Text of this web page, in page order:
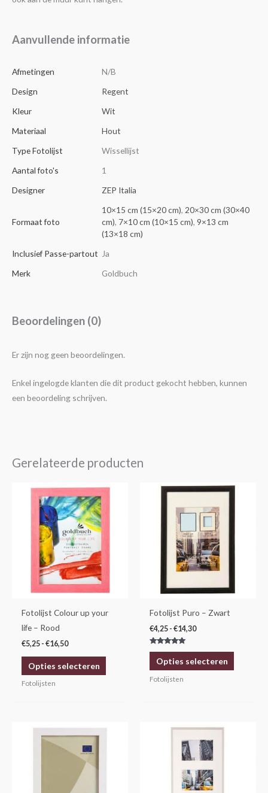
Aanvullende informatie
Afmetingen
N/B
Design
Regent
Kleur
Wit
Materiaal
Hout
Type Fotolijst
Wissellijst
Aantal foto's
1
Designer
ZEP Italia
Formaat foto
10×15 cm (15×20 cm), 20×30 cm (30×40
cm), 7×10 cm (10×15 cm), 9×13 cm
(13×18 cm)
Inclusief Passe-partout Ja
Merk
Goldbuch
Beoordelingen (0)
Er zijn nog geen beoordelingen.
Enkel ingelogde klanten die dit product gekocht hebben, kunnen
een beoordeling schrijven.
Gerelateerde producten
Fotolijst Colour up your
life – Rood
€5,25 - €16,50
Prijsklasse:
€5,25
tot
€16,50
Opties selecteren
Dit
kan
productpagina
Fotolijsten
Fotolijst Puro – Zwart
€4,25 - €14,30
Prijsklasse:
tot
€14,30
Gewaardeerd
5.00
uit 5Opties selecteren
Dit
kan
de
Fotolijsten
€5,95
€14,95
Dit